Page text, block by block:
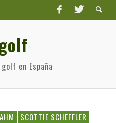
en España
SCOTTIE SCHEFFLER